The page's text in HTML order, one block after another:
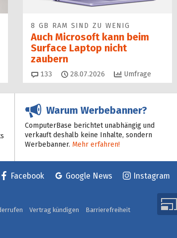
8 GB RAM SIND ZU WENIG
Auch Microsoft kann beim
Surface Laptop nicht
zaubern
133 Kommentare
28.07.2026 Umfrage
Warum Werbebanner?
ComputerBase berichtet unabhängig und
verkauft deshalb keine Inhalte, sondern
Werbebanner. Mehr erfahren!
Facebook Google News Instagram
Vertrag kündigen
Barrierefreiheit